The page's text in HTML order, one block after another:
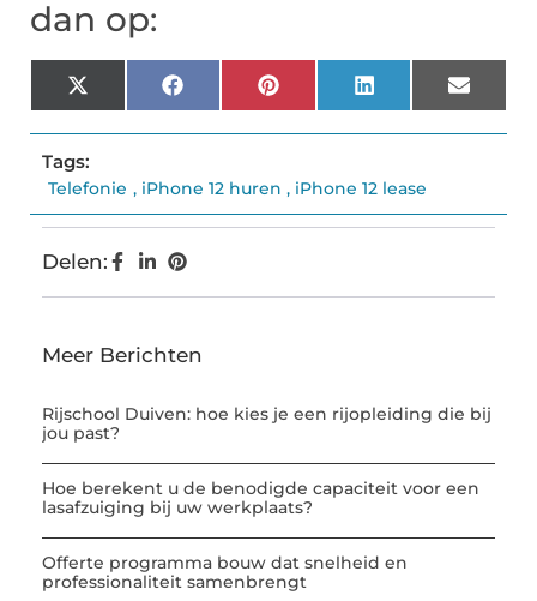
dan op:
X
(Twitter)
FacebookPinterestLinkedInEmail
Tags:
Telefonie , iPhone 12 huren , iPhone 12 lease
Delen:
Meer Berichten
Rijschool Duiven: hoe kies je een rijopleiding die bij
jou past?
Hoe berekent u de benodigde capaciteit voor een
lasafzuiging bij uw werkplaats?
Offerte programma bouw dat snelheid en
professionaliteit samenbrengt